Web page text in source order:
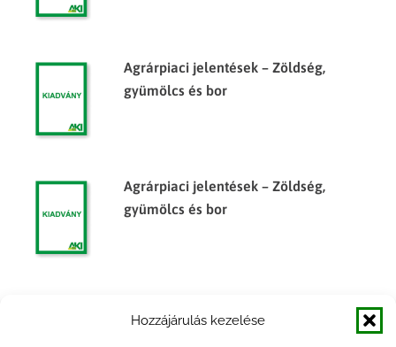
Hozzájárulás kezelése
Agrárpiaci jelentések – Zöldség,
gyümölcs és bor
Agrárpiaci jelentések – Zöldség,
gyümölcs és bor
gyümölcs és bor